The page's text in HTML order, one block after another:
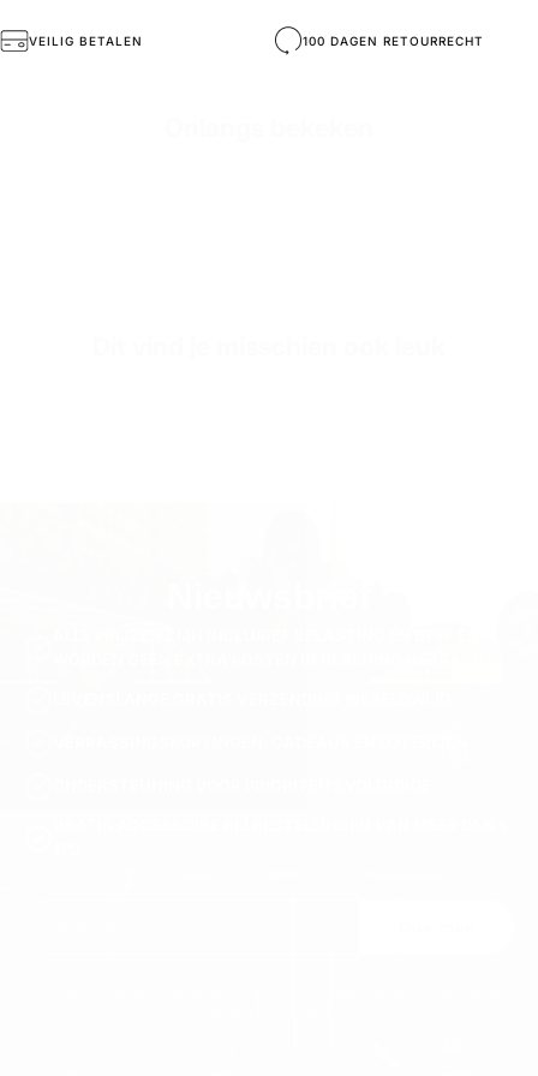
Met de hand gemaakte sneakers
VEILIG BETALEN 100 DAGEN RETOURRECHT